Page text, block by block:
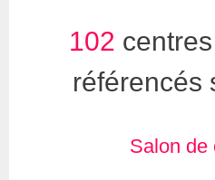
102
référencés
Salon de